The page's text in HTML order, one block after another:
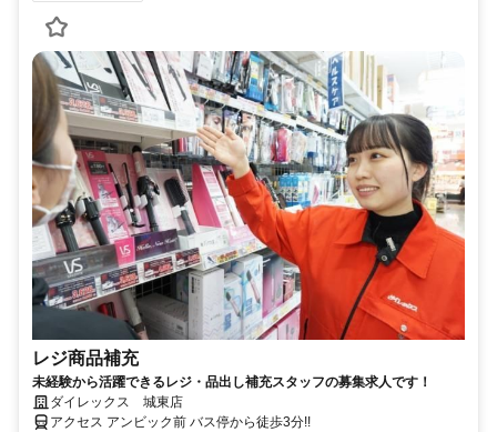
レジ商品補充
未経験から活躍できるレジ・品出し補充スタッフの募集求人です！
ダイレックス 城東店
アクセス アンビック前 バス停から徒歩3分!!